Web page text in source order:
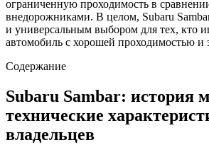
ограниченную проходимость в
внедорожниками. В целом, Subaru
и универсальным выбором для тех, кто
автомобиль с хорошей проходимостью и
Содержание
Subaru Sambar: история
технические
владельцев